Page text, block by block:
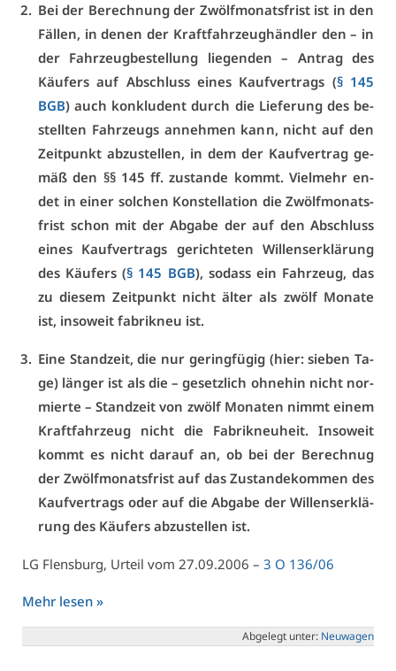
Bei der Be­rech­nung der Zwölf­mo­nats­frist ist in den
Fäl­len, in de­nen der Kraft­fahr­zeug­händ­ler den – in
der Fahr­zeug­be­stel­lung lie­gen­den – An­trag des
Käu­fers auf Ab­schluss ei­nes Kauf­ver­trags (§ 145
BGB) auch kon­klu­dent durch die Lie­fe­rung des be­
stell­ten Fahr­zeugs an­neh­men kann, nicht auf den
Zeit­punkt ab­zu­stel­len, in dem der Kauf­ver­trag ge­
mäß den §§ 145 ff. zu­stan­de kommt. Viel­mehr en­
det in ei­ner sol­chen Kon­stel­la­ti­on die Zwölf­mo­nats­
frist schon mit der Ab­ga­be der auf den Ab­schluss
ei­nes Kauf­ver­trags ge­rich­te­ten Wil­lens­er­klä­rung
des Käu­fers (§ 145 BGB), so­dass ein Fahr­zeug, das
zu die­sem Zeit­punkt nicht äl­ter als zwölf Mo­na­te
ist, in­so­weit fa­brik­neu ist.
Ei­ne Stand­zeit, die nur ge­ring­fü­gig (hier: sie­ben Ta­
ge) län­ger ist als die – ge­setz­lich oh­ne­hin nicht nor­
mier­te – Stand­zeit von zwölf Mo­na­ten nimmt ei­nem
Kraft­fahr­zeug nicht die Fa­brik­neu­heit. In­so­weit
kommt es nicht dar­auf an, ob bei der Be­rech­nug
der Zwölf­mo­nats­frist auf das Zu­stan­de­kom­men des
Kauf­ver­trags oder auf die Ab­ga­be der Wil­lens­er­klä­
rung des Käu­fers ab­zu­stel­len ist.
LG Flens­burg, Ur­teil vom 27.09.2006 – 3 O 136/06
Mehr le­sen »
Ab­ge­legt un­ter: Neu­wa­gen